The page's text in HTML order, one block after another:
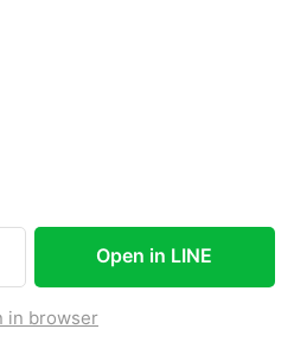
Open in LINE
in browser